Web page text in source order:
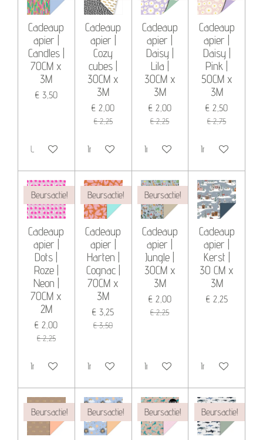
Cadeaup
apier |
Candles |
70CM x
3M
€ 3,50
Uitverkocht
Cadeaup
apier |
Cozy
cubes |
30CM x
3M
€ 2,00
€ 2,25
In winkelwagen
Cadeaup
apier |
Daisy |
Lila |
30CM x
3M
€ 2,00
€ 2,25
In winkelwagen
Cadeaup
apier |
Daisy |
Pink |
50CM x
3M
€ 2,50
€ 2,75
In winkelwagen
Beursactie!
Cadeaup
apier |
Dots |
Roze |
Neon |
70CM x
2M
€ 2,00
€ 2,25
In winkelwagen
Beursactie!
Cadeaup
apier |
Harten |
Cognac |
70CM x
3M
€ 3,25
€ 3,50
In winkelwagen
Beursactie!
Cadeaup
apier |
Jungle |
30CM x
3M
€ 2,00
€ 2,25
In winkelwagen
Cadeaup
apier |
Kerst |
30 CM x
3M
€ 2,25
In winkelwagen
Beursactie! Beursactie! Beursactie! Beursactie!